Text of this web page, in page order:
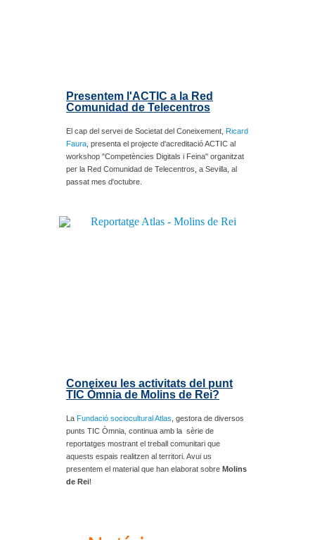
Presentem l'ACTIC a la Red
Comunidad de Telecentros
El cap del servei de Societat del Coneixement, Ricard
Faura , presenta el projecte d'acreditació ACTIC al
workshop "Competències Digitals i Feina" organitzat
per la Red Comunidad de Telecentros, a Sevilla, al
passat mes d'octubre.
Coneixeu les activitats del punt
TIC Òmnia de Molins de Rei?
La Fundació sociocultural Atlas , gestora de diversos
punts TIC Òmnia, continua amb la sèrie de
reportatges mostrant el treball comunitari que
aquests espais realitzen al territori. Avui us
presentem el material que han elaborat sobre Molins
de Rei!